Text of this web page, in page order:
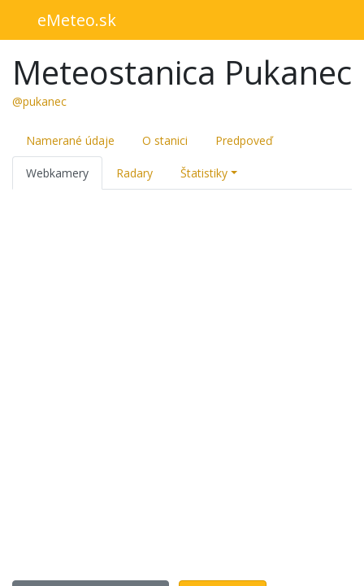
eMeteo.sk
Meteostanica Pukanec
@pukanec
Namerané údaje O stanici Predpoveď
Webkamery Radary Štatistiky